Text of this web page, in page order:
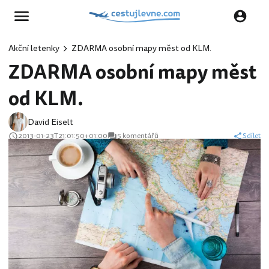
Akční letenky ZDARMA osobní mapy měst od KLM.
ZDARMA osobní mapy měst
od KLM.
David Eiselt
2013-01-23T21:01:50+01:00 5 komentářů Sdílet